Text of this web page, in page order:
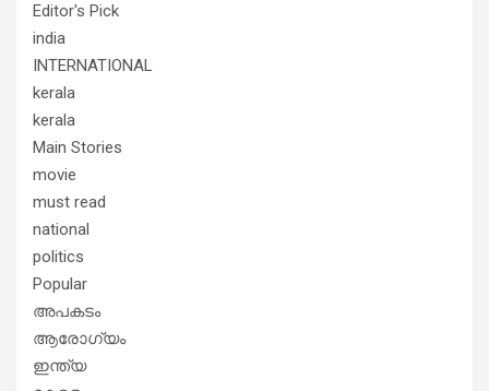
Editor's Pick
india
INTERNATIONAL
kerala
kerala
Main Stories
movie
must read
national
politics
Popular
അപകടം
ആരോഗ്യം
ഇന്ത്യ